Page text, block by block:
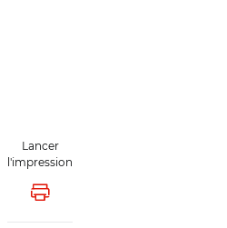
Lancer
l'impression
Lancer l'impression